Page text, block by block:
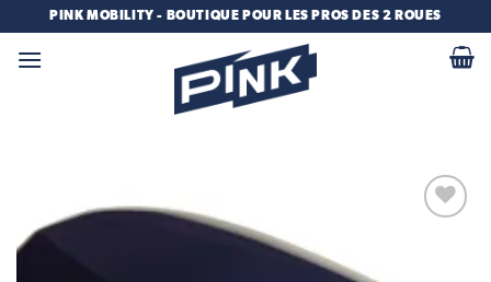
contenu
PINK MOBILITY - BOUTIQUE POUR LES PROS DES 2 ROUES